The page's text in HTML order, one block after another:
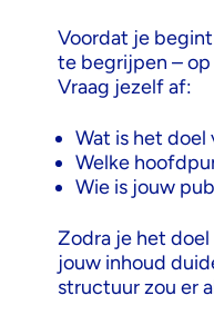
Voordat je
te begrijpen –
Vraag jezelf af:
Wat is het doel
Welke
Wie is jouw
Zodra je het
jouw inhoud
structuur zou er